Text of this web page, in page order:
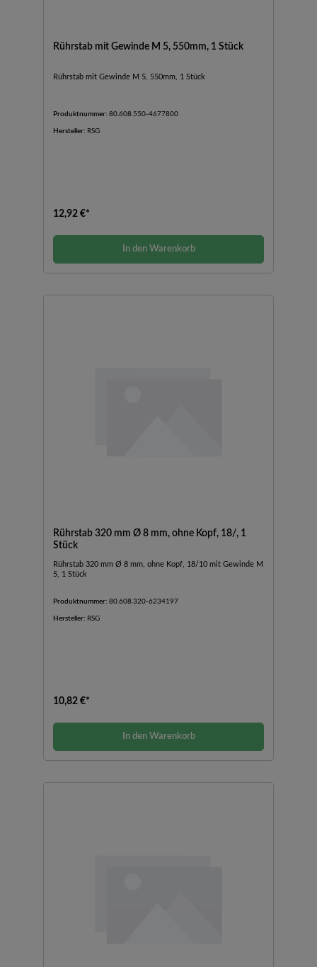
Rührstab mit Gewinde M 5, 550mm, 1 Stück
Rührstab mit Gewinde M 5, 550mm, 1 Stück
Produktnummer: 80.608.550-4677800
Hersteller: RSG
12,92 €*
In den Warenkorb
Rührstab 320 mm Ø 8 mm, ohne Kopf, 18/, 1
Stück
Rührstab 320 mm Ø 8 mm, ohne Kopf, 18/10 mit Gewinde M
5, 1 Stück
Produktnummer: 80.608.320-6234197
Hersteller: RSG
10,82 €*
In den Warenkorb